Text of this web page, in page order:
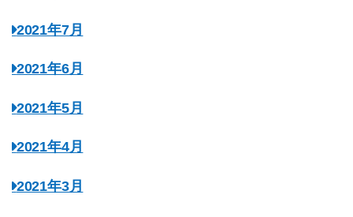
2021年7月
2021年6月
2021年5月
2021年4月
2021年3月